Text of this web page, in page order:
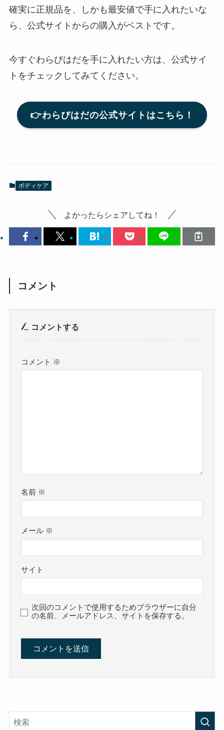
確実に正規品を、しかも最安値で手に入れたいな
ら、公式サイトからの購入がベストです。
今すぐわらびはだを手に入れたい方は、公式サイ
トをチェックしてみてください。
👉わらびはだの公式サイトはこちら！
ボディケア
よかったらシェアしてね！
コメント
コメントする
コメント ※
名前 ※
メール ※
サイト
次回のコメントで使用するためブラウザーに自分
の名前、メールアドレス、サイトを保存する。